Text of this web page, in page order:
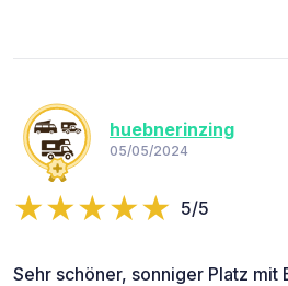
huebnerinzing
05/05/2024
5/5
Sehr schöner, sonniger Platz mit